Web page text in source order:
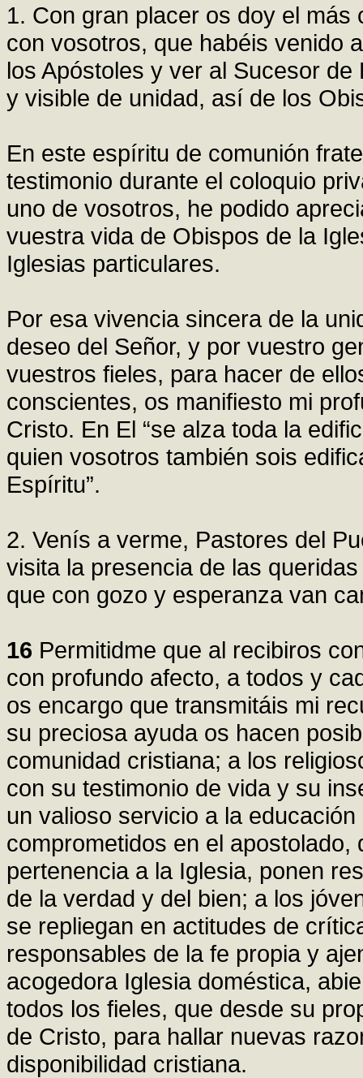
1. Con gran placer os doy el
con vosotros, que habéis venido
los Apóstoles y ver al Sucesor
y visible de unidad, así de los
En este espíritu de comunión
testimonio durante el coloquio
uno de vosotros, he podido
vuestra vida de Obispos de la
Iglesias particulares.
Por esa vivencia sincera de la
deseo del Señor, y por vuestro
vuestros fieles, para hacer de
conscientes, os manifiesto mi
Cristo. En El “se alza toda la
quien vosotros también sois
Espíritu”.
2. Venís a verme, Pastores del
visita la presencia de las
que con gozo y esperanza van
16 Permitidme que al recibiros
con profundo afecto, a todos y
os encargo que transmitáis mi
su preciosa ayuda os hacen
comunidad cristiana; a los
con su testimonio de vida y su
un valioso servicio a la
comprometidos en el
pertenencia a la Iglesia, ponen
de la verdad y del bien; a los
se repliegan en actitudes de
responsables de la fe propia y
acogedora Iglesia doméstica,
todos los fieles, que desde su
de Cristo, para hallar nuevas
disponibilidad cristiana.